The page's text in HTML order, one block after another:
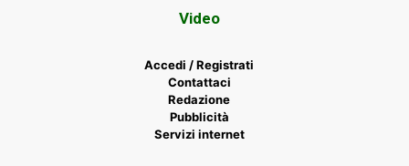
Video
Accedi / Registrati
Contattaci
Redazione
Pubblicità
Servizi internet